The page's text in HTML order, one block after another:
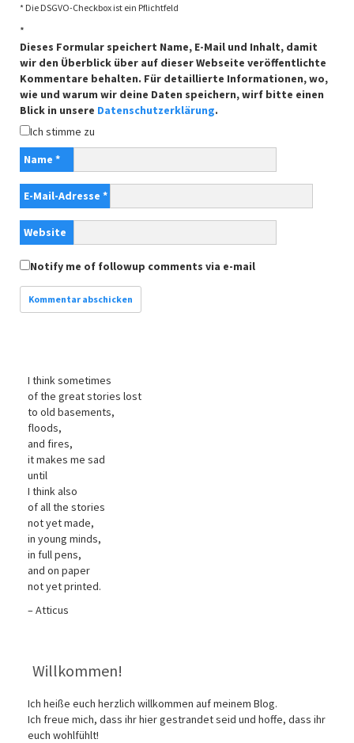
* Die DSGVO-Checkbox ist ein Pflichtfeld
*
Dieses Formular speichert Name, E-Mail und Inhalt, damit
wir den Überblick über auf dieser Webseite veröffentlichte
Kommentare behalten. Für detaillierte Informationen, wo,
wie und warum wir deine Daten speichern, wirf bitte einen
Blick in unsere Datenschutzerklärung.
Ich stimme zu
Name *
E-Mail-Adresse *
Website
Notify me of followup comments via e-mail
I think sometimes
of the great stories lost
to old basements,
floods,
and fires,
it makes me sad
until
I think also
of all the stories
not yet made,
in young minds,
in full pens,
and on paper
not yet printed.
– Atticus
Willkommen!
Ich heiße euch herzlich willkommen auf meinem Blog.
Ich freue mich, dass ihr hier gestrandet seid und hoffe, dass ihr
euch wohlfühlt!